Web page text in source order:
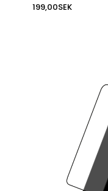
199,00SEK